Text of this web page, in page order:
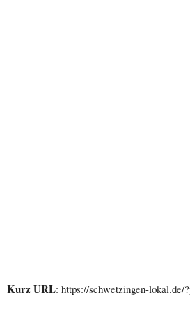
Kurz URL: https://schwetzingen-lokal.de/